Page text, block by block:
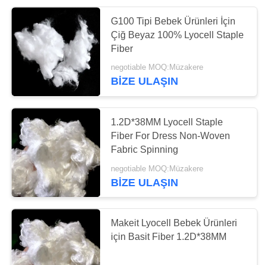
Polyester filament
iplik
Polilaktik Asit Elyaf
G100 Tipi Bebek Ürünleri İçin
Çiğ Beyaz 100% Lyocell Staple
Fiber
negotiable MOQ:Müzakere
BIZE ULAŞIN
1.2D*38MM Lyocell Staple
Fiber For Dress Non-Woven
Fabric Spinning
negotiable MOQ:Müzakere
BIZE ULAŞIN
Makeit Lyocell Bebek Ürünleri
için Basit Fiber 1.2D*38MM